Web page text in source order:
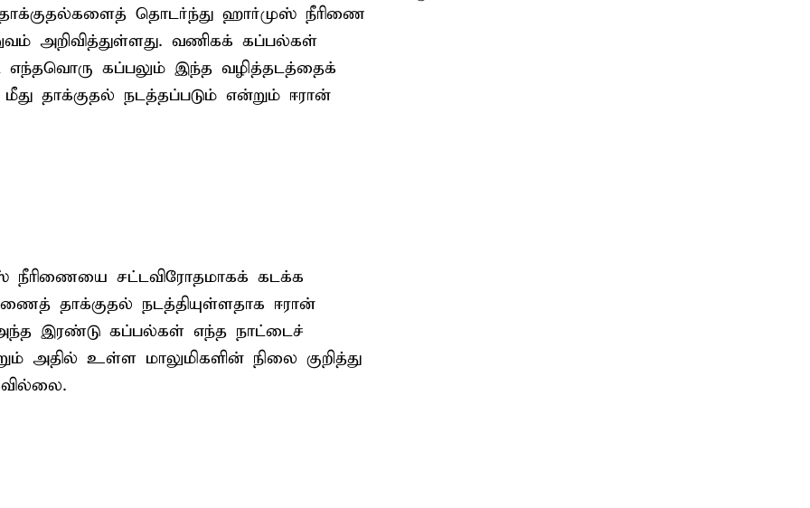
தொடர்ந்து ஹார்முஸ் நீரிணை
அறிவித்துள்ளது. வணிகக் கப்பல்கள்
கப்பலும் இந்த வழித்தடத்தைக்
தாக்குதல் நடத்தப்படும் என்றும் ஈரான்
நீரிணையை சட்டவிரோதமாகக் கடக்க
தாக்குதல் நடத்தியுள்ளதாக ஈரான்
அந்த இரண்டு கப்பல்கள் எந்த நாட்டைச்
அதில் உள்ள மாலுமிகளின் நிலை குறித்து